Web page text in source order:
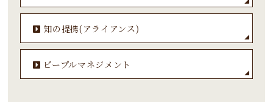
知の提携(アライアンス)
ピープルマネジメント